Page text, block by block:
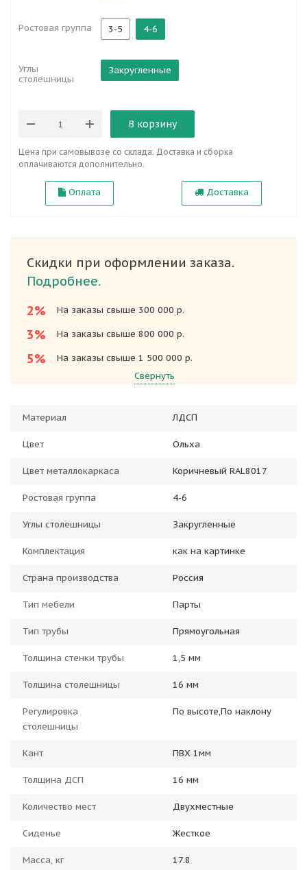
Ростовая группа 3-5 4-6
Углы
столешницы
Закругленные
В корзину
Цена при самовывозе со склада. Доставка и сборка
оплачиваются дополнительно.
Оплата Доставка
Скидки при оформлении заказа.
Подробнее.
2%
На заказы свыше 300 000 р.
3% На заказы свыше 800 000 р.
5%
На заказы свыше 1 500 000 р.
Свернуть
Материал ЛДСП
Цвет Ольха
Цвет металлокаркаса Коричневый RAL8017
Ростовая группа 4-6
Углы столешницы Закругленные
Комплектация как на картинке
Страна производства Россия
Тип мебели Парты
Тип трубы Прямоугольная
Толщина стенки трубы 1,5 мм
Толщина столешницы 16 мм
Регулировка
столешницы
По высоте,По наклону
Кант ПВХ 1мм
Толщина ДСП 16 мм
Количество мест Двухместные
Сиденье Жесткое
Масса, кг 17.8